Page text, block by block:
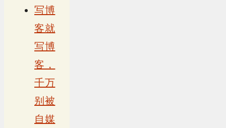
写博
客就
写博
客，
千万
别被
自媒